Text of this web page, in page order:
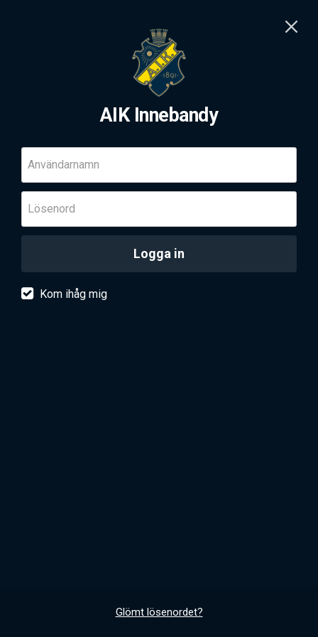
AIK Innebandy
Användarnamn
Lösenord
Logga in
Kom ihåg mig
Glömt lösenordet?